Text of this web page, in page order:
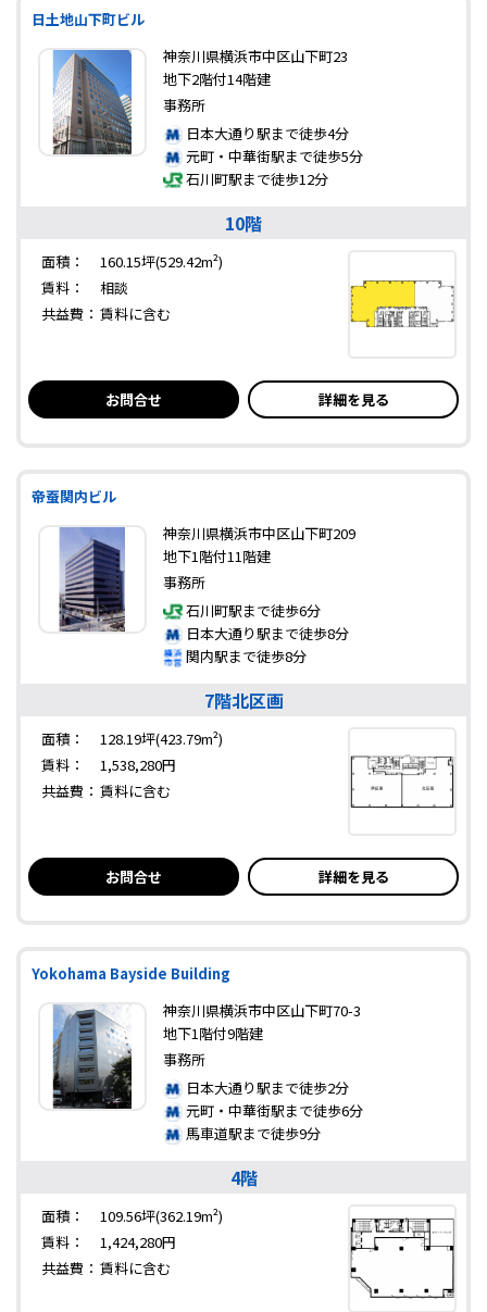
日土地山下町ビル
神奈川県横浜市中区山下町23
地下2階付14階建
事務所
日本大通り駅まで徒歩4分
元町・中華街駅まで徒歩5分
石川町駅まで徒歩12分
10階
面積：
160.15坪(529.42m²)
賃料：
相談
共益費： 賃料に含む
お問合せ 詳細を見る
帝蚕関内ビル
神奈川県横浜市中区山下町209
地下1階付11階建
事務所
石川町駅まで徒歩6分
日本大通り駅まで徒歩8分
関内駅まで徒歩8分
7階北区画
面積：
128.19坪(423.79m²)
賃料：
1,538,280円
共益費： 賃料に含む
お問合せ 詳細を見る
Yokohama Bayside Building
神奈川県横浜市中区山下町70-3
地下1階付9階建
事務所
日本大通り駅まで徒歩2分
元町・中華街駅まで徒歩6分
馬車道駅まで徒歩9分
4階
面積：
109.56坪(362.19m²)
賃料：
1,424,280円
共益費： 賃料に含む